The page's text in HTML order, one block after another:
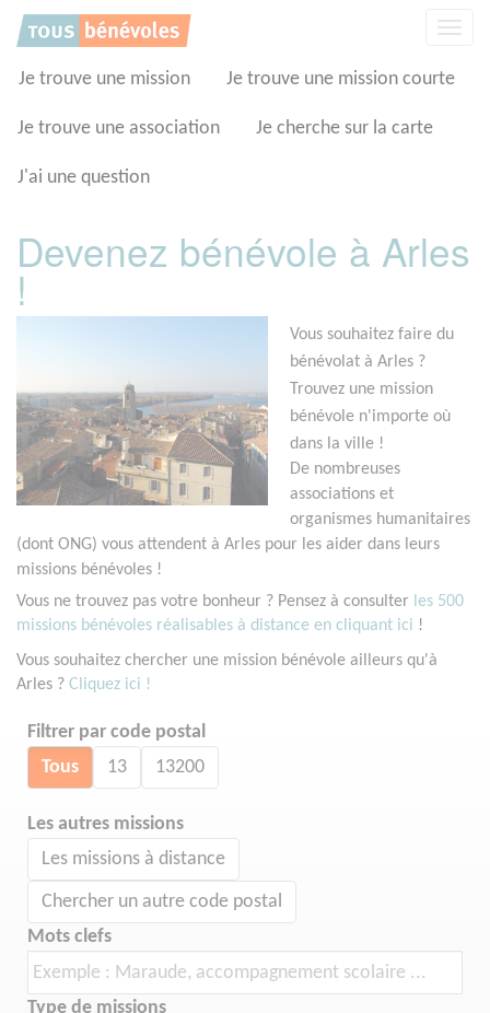
Je trouve une mission Je trouve une mission courte
Je trouve une association Je cherche sur la carte
J'ai une question
Devenez bénévole à Arles
!
Vous souhaitez faire du
bénévolat à Arles ?
Trouvez une mission
bénévole n'importe où
dans la ville !
De nombreuses
associations et
organismes humanitaires
(dont ONG) vous attendent à Arles pour les aider dans leurs
missions bénévoles !
Vous ne trouvez pas votre bonheur ? Pensez à consulter les 500
missions bénévoles réalisables à distance en cliquant ici !
Vous souhaitez chercher une mission bénévole ailleurs qu'à
Arles ? Cliquez ici !
Filtrer par code postal
Tous 13 13200
Les autres missions
Les missions à distance
Chercher un autre code postal
Mots clefs
Type de missions
Panneau de gestion des cookies